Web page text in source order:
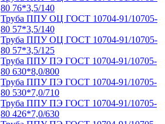
80 76*3,5/140
Труба ППУ ОЦ ГОСТ 10704-91/10705-
80 57*3,5/140
Труба ППУ ОЦ ГОСТ 10704-91/10705-
80 57*3,5/125
Труба ППУ ПЭ ГОСТ 10704-91/10705-
80 630*8,0/800
Труба ППУ ПЭ ГОСТ 10704-91/10705-
80 530*7,0/710
Труба ППУ ПЭ ГОСТ 10704-91/10705-
80 426*7,0/630